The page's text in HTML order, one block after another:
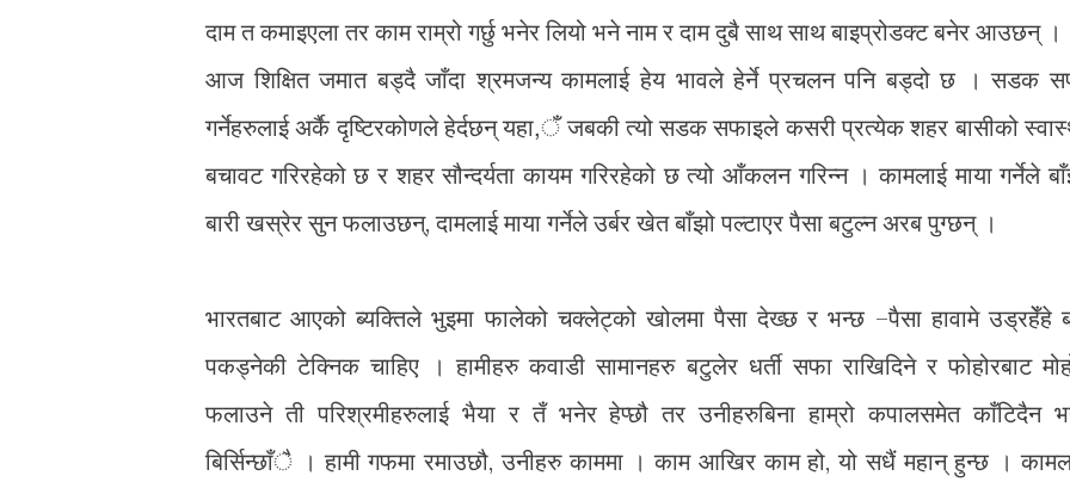
दाम त कमाइएला तर काम राम्रो गर्छु भनेर लियो भने नाम र दाम दुबै साथ साथ बाइप्रोडक्ट बनेर आउछन् ।
आज शिक्षित जमात बड्दै जाँदा श्रमजन्य कामलाई हेय भावले हेर्ने प्रचलन पनि बड्दो छ । सडक
गर्नेहरुलाई अर्कै दृष्टिरकोणले हेर्दछन् यहा,ँ जबकी त्यो सडक सफाइले कसरी प्रत्येक शहर बासीको
बचावट गरिरहेको छ र शहर सौन्दर्यता कायम गरिरहेको छ त्यो आँकलन गरिन्न । कामलाई माया गर्नेले
बारी खस्रेर सुन फलाउछन्, दामलाई माया गर्नेले उर्बर खेत बाँझो पल्टाएर पैसा बटुल्न अरब पुग्छन् ।
भारतबाट आएको ब्यक्तिले भुइमा फालेको चक्लेट्को खोलमा पैसा देख्छ र भन्छ –पैसा हावामे उड्रहेँहे
पकड्नेकी टेक्निक चाहिए । हामीहरु कवाडी सामानहरु बटुलेर धर्ती सफा राखिदिने र फोहोरबाट
फलाउने ती परिश्रमीहरुलाई भैया र तँ भनेर हेप्छौ तर उनीहरुबिना हाम्रो कपालसमेत काँटिदैन
बिर्सिन्छाँै । हामी गफमा रमाउछौ, उनीहरु काममा । काम आखिर काम हो, यो सधैं महान् हुन्छ ।